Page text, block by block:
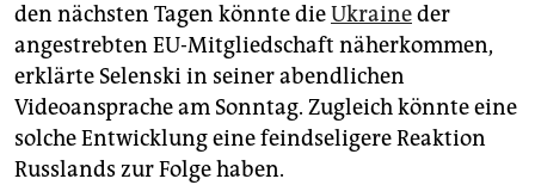
den nächsten Tagen könnte dieUkraineder
angestrebten EU-Mitgliedschaft näherkommen,
erklärte Selenski in seiner abendlichen
Videoansprache am Sonntag. Zugleich könnte eine
solche Entwicklung eine feindseligere Reaktion
Russlands zur Folge haben.